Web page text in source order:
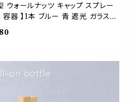
ウォールナッツ キャップ スプレー
器 】1本 ブルー 青 遮光 ガラス
トマイザー 強化ガラス 底肉厚 詰
ボトル ミスト 噴霧 香水 フレグラ